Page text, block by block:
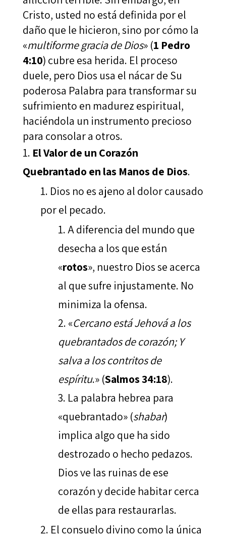
Cristo, usted no está definida por el
daño que le hicieron, sino por cómo la
«multiforme gracia de Dios» (1 Pedro
4:10) cubre esa herida. El proceso
duele, pero Dios usa el nácar de Su
poderosa Palabra para transformar su
sufrimiento en madurez espiritual,
haciéndola un instrumento precioso
para consolar a otros.
El Valor de un Corazón
Quebrantado en las Manos de Dios.
Dios no es ajeno al dolor causado
por el pecado.
A diferencia del mundo que
desecha a los que están
«rotos», nuestro Dios se acerca
al que sufre injustamente. No
minimiza la ofensa.
«Cercano está Jehová a los
quebrantados de corazón; Y
salva a los contritos de
espíritu.» (Salmos 34:18).
La palabra hebrea para
«quebrantado» (shabar)
implica algo que ha sido
destrozado o hecho pedazos.
Dios ve las ruinas de ese
corazón y decide habitar cerca
de ellas para restaurarlas.
El consuelo divino como la única